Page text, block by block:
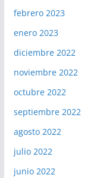
febrero 2023
enero 2023
diciembre 2022
noviembre 2022
octubre 2022
septiembre 2022
agosto 2022
julio 2022
junio 2022